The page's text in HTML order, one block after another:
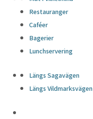
Restauranger
Caféer
Bagerier
Lunchservering
Längs Sagavägen
Längs Vildmarksvägen